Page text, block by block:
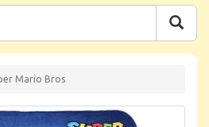
Mario Bros